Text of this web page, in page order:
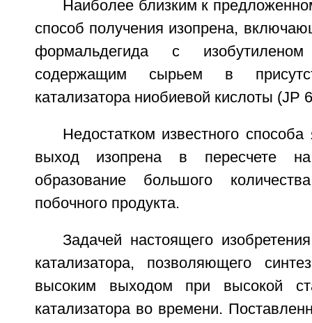
Наиболее близким к
способ получения изопрена,
формальдегида с
содержащим сырьем в
катализатора ниобиевой кислоты (JP
Недостатком известного
выход изопрена в пересчете
образование большого
побочного продукта.
Задачей настоящего
катализатора, позволяющего
высоким выходом при высокой
катализатора во времени.